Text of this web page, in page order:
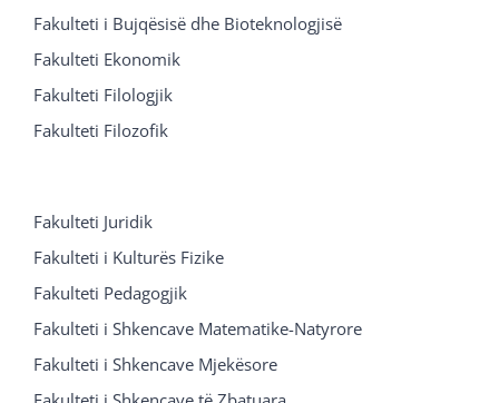
Fakulteti i Bujqësisë dhe Bioteknologjisë
Fakulteti Ekonomik
Fakulteti Filologjik
Fakulteti Filozofik
Fakulteti Juridik
Fakulteti i Kulturës Fizike
Fakulteti Pedagogjik
Fakulteti i Shkencave Matematike-Natyrore
Fakulteti i Shkencave Mjekësore